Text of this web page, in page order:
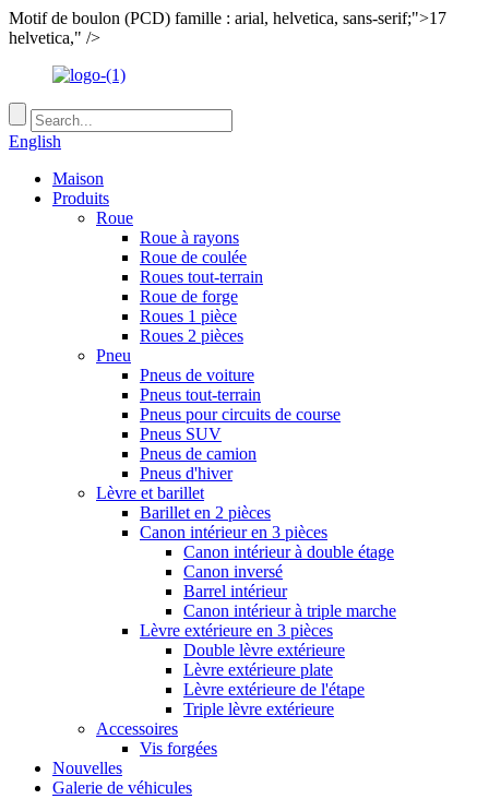
Motif de boulon (PCD) famille : arial, helvetica, sans-serif;">17
helvetica," />
English
Maison
Produits
Roue
Roue à rayons
Roue de coulée
Roues tout-terrain
Roue de forge
Roues 1 pièce
Roues 2 pièces
Pneu
Pneus de voiture
Pneus tout-terrain
Pneus pour circuits de course
Pneus SUV
Pneus de camion
Pneus d'hiver
Lèvre et barillet
Barillet en 2 pièces
Canon intérieur en 3 pièces
Canon intérieur à double étage
Canon inversé
Barrel intérieur
Canon intérieur à triple marche
Lèvre extérieure en 3 pièces
Double lèvre extérieure
Lèvre extérieure plate
Lèvre extérieure de l'étape
Triple lèvre extérieure
Accessoires
Vis forgées
Nouvelles
Galerie de véhicules